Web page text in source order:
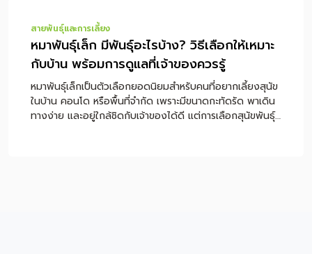
สายพันธุ์และการเลี้ยง
หมาพันธุ์เล็ก มีพันธุ์อะไรบ้าง? วิธีเลือกให้เหมาะ
กับบ้าน พร้อมการดูแลที่เจ้าของควรรู้
หมาพันธุ์เล็กเป็นตัวเลือกยอดนิยมสำหรับคนที่อยากเลี้ยงสุนัข
ในบ้าน คอนโด หรือพื้นที่จำกัด เพราะมีขนาดกะทัดรัด พาเดิน
ทางง่าย และอยู่ใกล้ชิดกับเจ้าของได้ดี แต่การเลือกสุนัขพันธุ์